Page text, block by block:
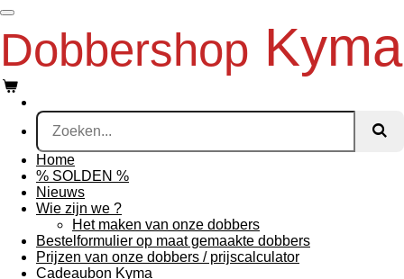
Ga
direct
naar
de
hoofdinhoud
Dobbershop Kyma
Home
% SOLDEN %
Nieuws
Wie zijn we ?
Het maken van onze dobbers
Bestelformulier op maat gemaakte dobbers
Prijzen van onze dobbers / prijscalculator
Cadeaubon Kyma